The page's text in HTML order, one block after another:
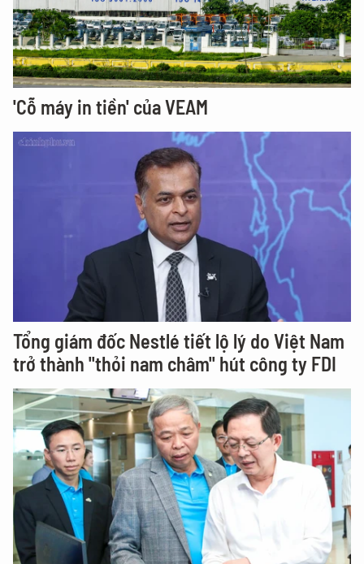
'Cỗ máy in tiền' của VEAM
Tổng giám đốc Nestlé tiết lộ lý do Việt Nam
trở thành "thỏi nam châm" hút công ty FDI